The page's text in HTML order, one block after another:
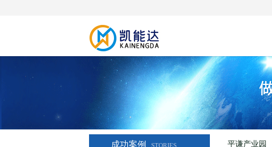
成功案例 STORIES 平谦产业园